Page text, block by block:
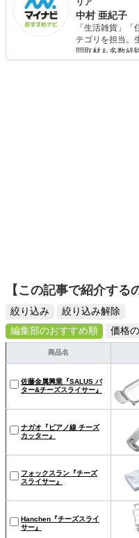
フェッショナル
す。
リア
中村 亜紀子
「生活雑貨」
テゴリを担当。
問取材も多数経
りや壁紙チェン
【この記事で紹介する
絞り込み
絞り込み解除
編集部のおすすめ順
価格
商品名
佐藤金属興業『SALUS バ
ター&チーズスライサー』
ナガオ『ピアノ線 チーズ
カッター』
フォックスラン『チーズ
スライサー』
Hanchen『チーズスライ
サー』